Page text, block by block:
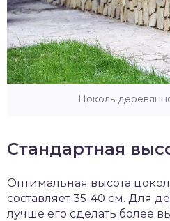
Цоколь
Стандартная
Оптимальная высота
составляет 35-40 см. Для
лучше его сделать более